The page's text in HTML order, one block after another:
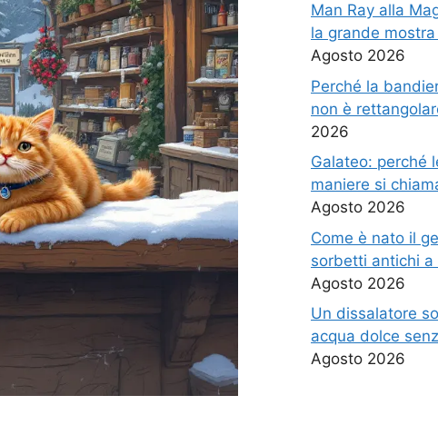
Man Ray alla
la grande
Agosto 2026
Perché la
non è
2026
Galateo: perché
maniere si
Agosto 2026
Come è nato il
sorbetti antichi a
Agosto 2026
Un dissalatore
acqua dolce
Agosto 2026